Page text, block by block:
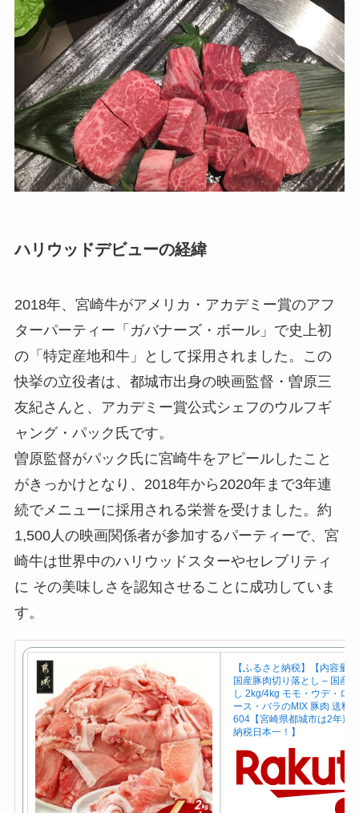
ハリウッドデビューの経緯
2018年、宮崎牛がアメリカ・アカデミー賞のアフ
ターパーティー「ガバナーズ・ボール」で史上初
の「特定産地和牛」として採用されました。この
快挙の立役者は、都城市出身の映画監督・曽原三
友紀さんと、アカデミー賞公式シェフのウルフギ
ャング・パック氏です。
曽原監督がパック氏に宮崎牛をアピールしたこと
がきっかけとなり、2018年から2020年まで3年連
続でメニューに採用される栄誉を受けました。約
1,500人の映画関係者が参加するパーティーで、宮
崎牛は世界中のハリウッドスターやセレブリティ
に その美味しさを認知させることに成功していま
す。
【ふるさと納税】【内容量
国産豚肉切り落とし – 国産
し 2kg/4kg モモ・ウデ・ロ
ース・バラのMIX 豚肉 送料
604【宮崎県都城市は2年連
納税日本一！】